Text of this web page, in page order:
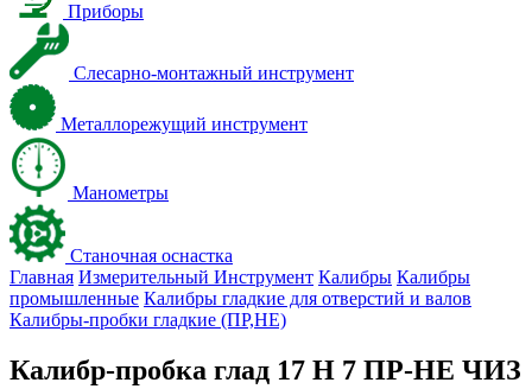
Приборы
Слесарно-монтажный инструмент
Металлорежущий инструмент
Манометры
Станочная оснастка
Главная Измерительный Инструмент Калибры Калибры
промышленные Калибры гладкие для отверстий и валов
Калибры-пробки гладкие (ПР,НЕ)
Калибр-пробка глад 17 H 7 ПР-НЕ ЧИЗ